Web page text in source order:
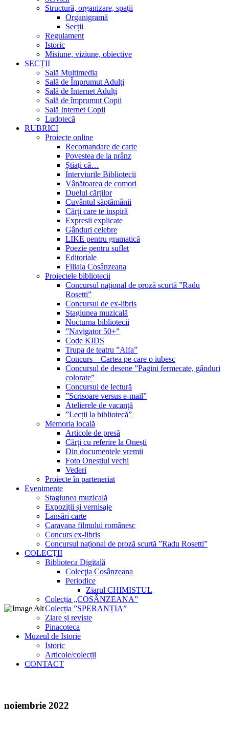
Structură, organizare, spații
Organigramă
Secții
Regulament
Istoric
Misiune, viziune, obiective
SECȚII
Sală Multimedia
Sală de Împrumut Adulți
Sală de Internet Adulți
Sală de împrumut Copii
Sală Internet Copii
Ludotecă
RUBRICI
Proiecte online
Recomandare de carte
Povestea de la prânz
Știați că…
Interviurile Bibliotecii
Vânătoarea de comori
Duelul cărților
Cuvântul săptămânii
Cărți care te inspiră
Expresii explicate
Gânduri celebre
LIKE pentru gramatică
Poezie pentru suflet
Editoriale
Filiala Cosânzeana
Proiectele bibliotecii
Concursul național de proză scurtă ”Radu
Rosetti”
Concursul de ex-libris
Stagiunea muzicală
Nocturna bibliotecii
”Navigator 50+”
Code KIDS
Trupa de teatru ”Alfa”
Concurs – Cartea pe care o iubesc
Concursul de desene ”Pagini fermecate, gânduri
colorate”
Concursul de lectură
”Scrisoare versus e-mail”
Atelierele de vacanță
”Lecții la bibliotecă”
Memoria locală
Articole de presă
Cărți cu referire la Onești
Din documentele vremii
Foto Oneștiul vechi
Vederi
Proiecte în parteneriat
Evenimente
Stagiunea muzicală
Expoziții și vernisaje
Lansări carte
Caravana filmului românesc
Concurs ex-libris
Concursul național de proză scurtă ”Radu Rosetti”
COLECŢII
Biblioteca Digitală
Colecţia Cosânzeana
Periodice
Ziarul CHIMISTUL
Colecția „COSÂNZEANA”
Colecția ”SPERANȚIA”
Ziare și reviste
Pinacoteca
Muzeul de Istorie
Istoric
Articole/colecții
CONTACT
noiembrie 2022